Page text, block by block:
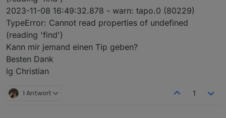
tapo.0
tapo.0
Unable
2023-11-08 16:16:50.598	error	Error:
tapo.0
2023-11-08 16:49:32.878 - warn: tapo.0 (80229)
TypeError: Cannot read properties of undefined
(reading 'find')
Kann mir jemand einen Tip geben?
Besten Dank
lg Christian
1 Antwort 1